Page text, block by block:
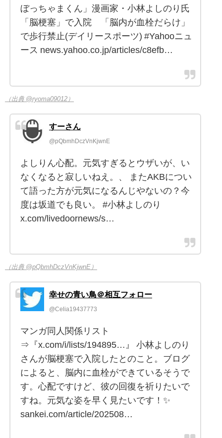
ぼっちゃまくん」漫画家・小林よしのり氏
「脳梗塞」で入院 「脳内が血栓だらけ」
で歩行禁止(デイリースポーツ) #Yahooニュ
ース news.yahoo.co.jp/articles/c8efb…
（出典 @ryoma09012）
すーさん
@pQbmhDczVnKjwnE
よしりん心配。元気すぎるとウザいが、い
なくなると寂しいねえ。、 またAKBについ
て語った方が元気になるんじやないの？今
度は坂道でも良い。 #小林よしのり
x.com/livedoornews/s…
（出典 @pQbmhDczVnKjwnE）
幸せの青い鳥＠相互フォロー
@Celia19437773
マンガ同人関係リスト
⇒『x.com/i/lists/194895…』 小林よしのり
さんが脳梗塞で入院したとのこと。ブログ
によると、脳内に血栓ができているそうで
す。心配ですけど、彼の回復を祈りたいで
すね。元気な姿を早く見たいです！✨
sankei.com/article/202508…